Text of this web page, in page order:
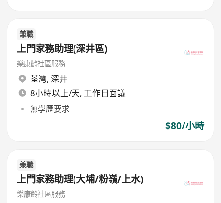
兼職
上門家務助理(深井區)
樂康齡社區服務
荃灣, 深井
8小時以上/天, 工作日面議
無學歷要求
$80/小時
兼職
上門家務助理(大埔/粉嶺/上水)
樂康齡社區服務